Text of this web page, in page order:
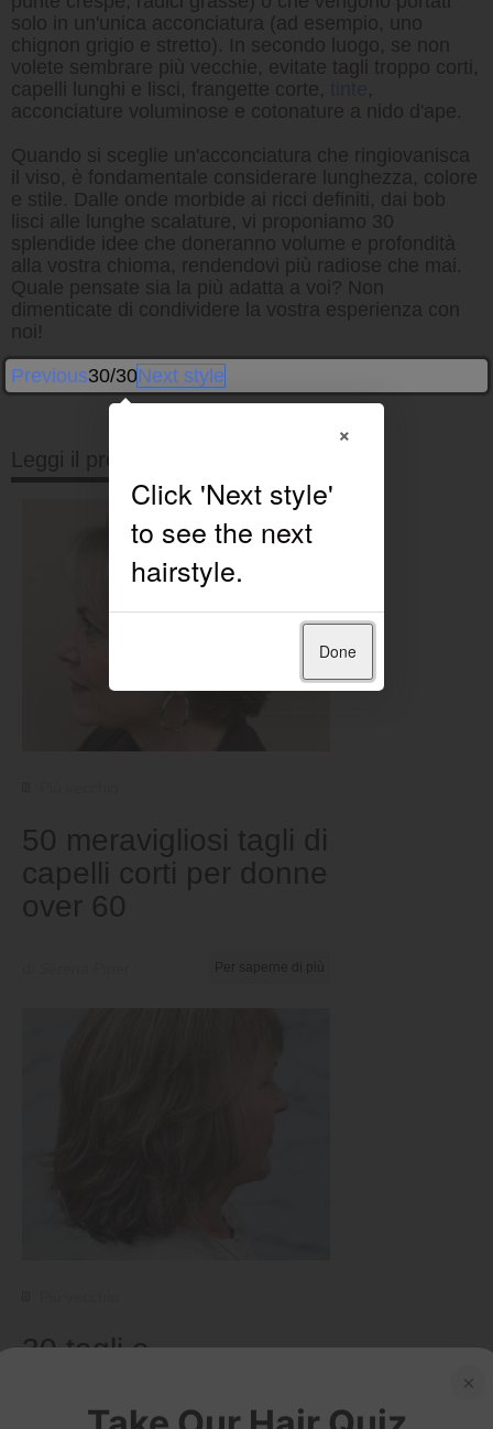
solo in un'unica acconciatura (ad esempio, uno
chignon grigio e stretto). In secondo luogo, se non
volete sembrare più vecchie, evitate tagli troppo corti,
capelli lunghi e lisci, frangette corte,
,
acconciature voluminose e cotonature a nido d'ape.
Quando si sceglie un'acconciatura che ringiovanisca
il viso, è fondamentale considerare lunghezza, colore
e stile. Dalle onde morbide ai ricci definiti, dai bob
lisci alle lunghe scalature, vi proponiamo 30
splendide idee che doneranno volume e profondità
alla vostra chioma, rendendovi più radiose che mai.
Quale pensate sia la più adatta a voi? Non
dimenticate di condividere la vostra esperienza con
noi!
Previous30/30Next style
Leggi il prossimo
50 meravigliosi tagli di
capelli corti per donne
over 60
30 tagli e
moderne di media
×
×
Done